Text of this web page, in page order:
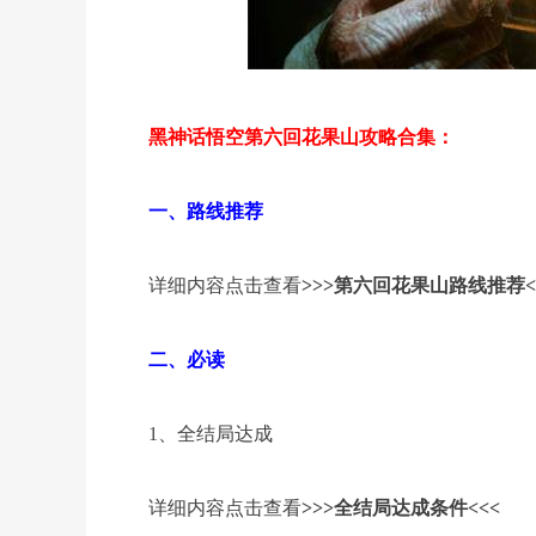
黑神话悟空第六回花果山攻略合集：
一、路线推荐
详细内容点击查看>>>第六回花果山路线推荐
二、必读
1、全结局达成
详细内容点击查看>>>全结局达成条件<<<